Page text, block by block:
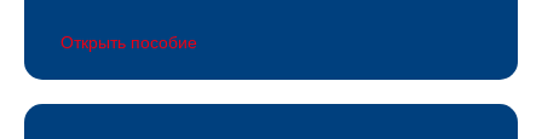
Открыть пособие